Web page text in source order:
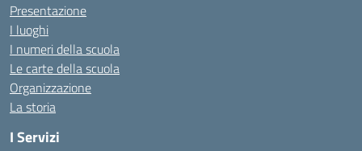
Presentazione
I luoghi
I numeri della scuola
Le carte della scuola
Organizzazione
La storia
I Servizi